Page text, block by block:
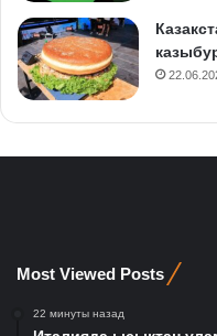
Most Viewed Posts
22 минуты назад